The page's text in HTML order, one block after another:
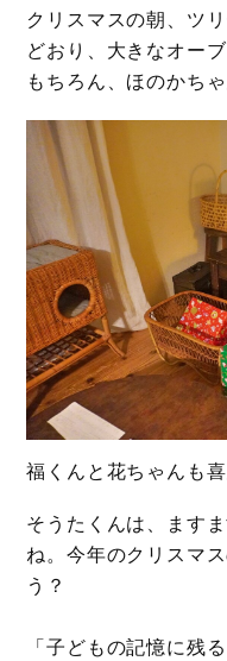
クリスマスの朝、ツ
どおり、大きなオー
もちろん、ほのかち
福くんと花ちゃんも喜
そうたくんは、ます
ね。今年のクリスマ
う？
「子どもの記憶に残